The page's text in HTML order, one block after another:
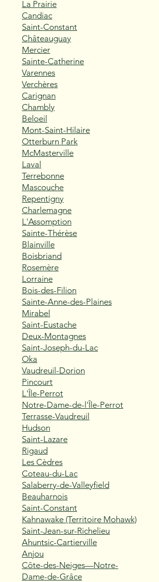
La Prairie
Candiac
Saint-Constant
Châteauguay
Mercier
Sainte-Catherine
Varennes
Verchères
Carignan
Chambly
Beloeil
Mont-Saint-Hilaire
Otterburn Park
McMasterville
Laval
Terrebonne
Mascouche
Repentigny
Charlemagne
L'Assomption
Sainte-Thérèse
Blainville
Boisbriand
Rosemère
Lorraine
Bois-des-Filion
Sainte-Anne-des-Plaines
Mirabel
Saint-Eustache
Deux-Montagnes
Saint-Joseph-du-Lac
Oka
Vaudreuil-Dorion
Pincourt
L'Île-Perrot
Notre-Dame-de-l'Île-Perrot
Terrasse-Vaudreuil
Hudson
Saint-Lazare
Rigaud
Les Cèdres
Coteau-du-Lac
Salaberry-de-Valleyfield
Beauharnois
Saint-Constant
Kahnawake (Territoire Mohawk)
Saint-Jean-sur-Richelieu
Ahuntsic-Cartierville
Anjou
Côte-des-Neiges—Notre-
Dame-de-Grâce